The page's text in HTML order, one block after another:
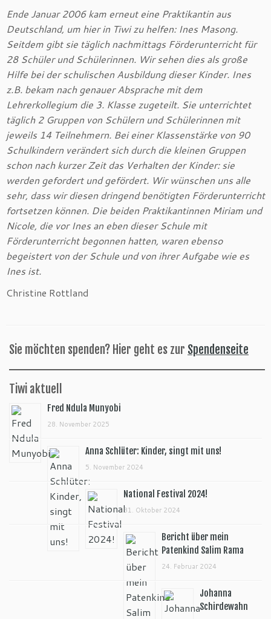
Ende Januar 2006 kam erneut eine Praktikantin aus
Deutschland, um hier in Tiwi zu helfen: Ines Masong.
Seitdem gibt sie täglich nachmittags Förderunterricht für
28 Schüler und Schülerinnen. Wir sehen dies als große
Hilfe bei der schulischen Ausbildung dieser Kinder. Ines
z.B. bekam nach genauer Absprache mit dem
Lehrerkollegium die 3. Klasse zugeteilt. Sie unterrichtet
täglich 2 Gruppen von Schülern und Schülerinnen mit
jeweils 14 Teilnehmern. Bei einer Klassenstärke von 90
Schulkindern verändert sich durch die kleinen Gruppen
schon nach kurzer Zeit das Verhalten der Kinder: sie
werden gefordert und gefördert. Wir wünschen uns alle
sehr, dass wir diesen dringend benötigten Förderunterricht
fortsetzen können. Die beiden Praktikantinnen Miriam und
Nicole, die vor Ines an eben dieser Schule mit
Förderunterricht begonnen hatten, waren ebenso
begeistert von der Schule und von ihrer Aufgabe wie es
Ines ist.
Christine Rottland
Sie möchten spenden? Hier geht es zur Spendenseite
Tiwi aktuell
Fred Ndula Munyobi
28. November 2025
Anna Schlüter: Kinder, singt mit uns!
5. November 2024
National Festival 2024!
31. Oktober 2024
Bericht über mein
Patenkind Salim Rama
24. Februar 2024
Johanna
Schirdewahn